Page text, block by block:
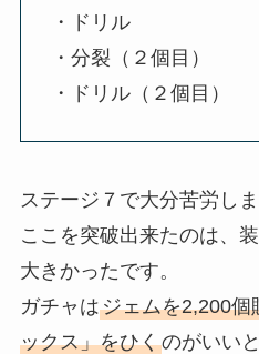
・ドリル
・分裂（２個目）
・ドリル（２個目）
ステージ７で大分苦労しま
ここを突破出来たのは、
大きかったです。
ガチャはジェムを2,200個
ックス」をひくのがいい